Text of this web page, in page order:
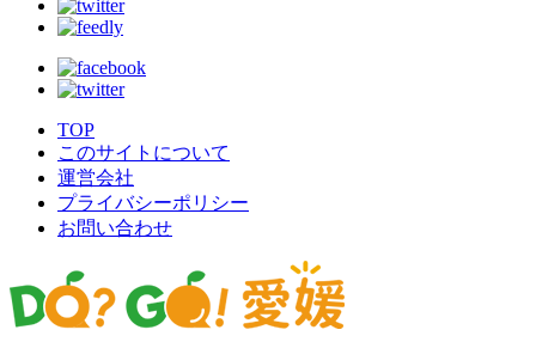
TOP
このサイトについて
運営会社
プライバシーポリシー
お問い合わせ